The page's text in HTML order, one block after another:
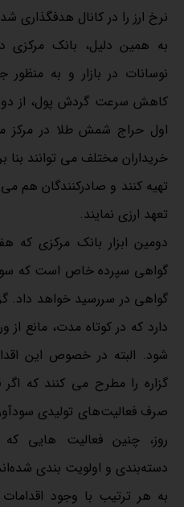
نرخ ارز را در کانال هدفگذاری
به همین دلیل، بانک مرکزی
نوسانات در بازار و به
کاهش سرعت گردش پول، از دو
اول حراج شمش طلا در مرکز
خریداران مختلف می توانند بنا
تهیه کنند و صادرکنندگان هم
تعهد ارزی نمایند.
دومین ابزار بانک مرکزی که
گواهی در سررسید خواهد داد.
دارد که در کوتاه مدت، مانع از
شود. البته در خصوص این
گزاره را مطرح می کنند که
صرف فعالیت‌های تولیدی
دسته‌بندی و اولویت بندی
به هر ترتیب با وجود